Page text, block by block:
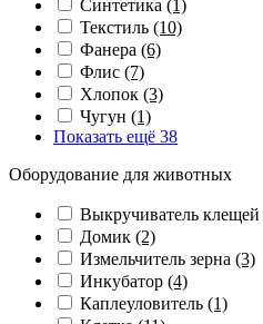
Синтетика (1)
Текстиль (10)
Фанера (6)
Флис (7)
Хлопок (3)
Чугун (1)
Показать ещё 38
Оборудование для животных
Выкручиватель клещей
Домик (2)
Измельчитель зерна (3)
Инкубатор (4)
Каплеуловитель (1)